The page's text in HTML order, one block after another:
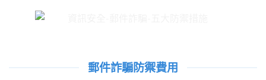
郵件詐騙防禦費用